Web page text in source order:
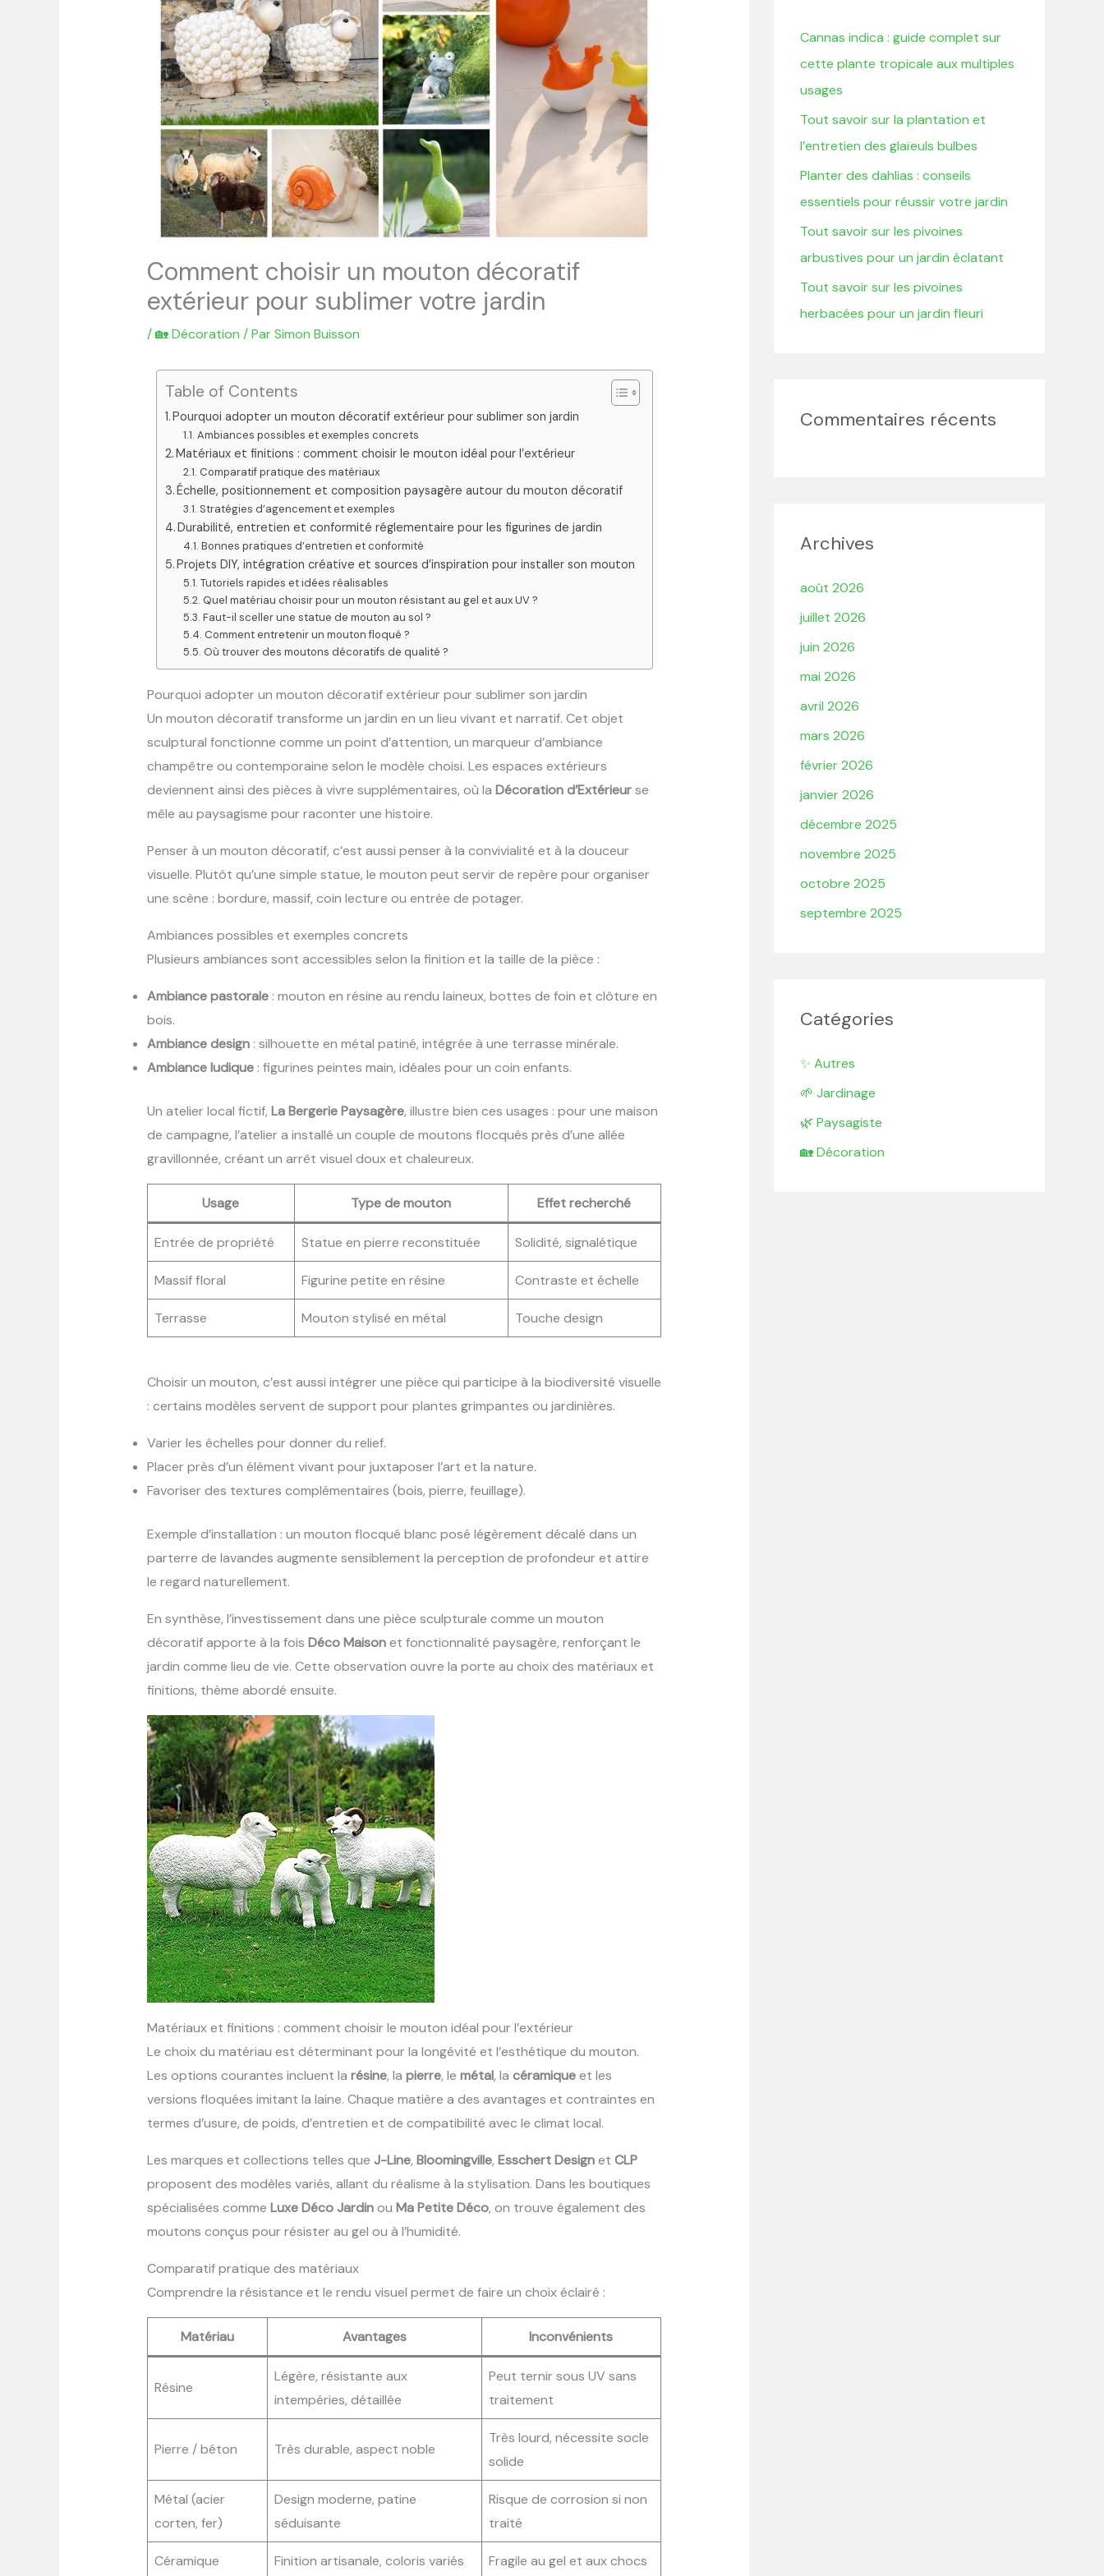
Comment choisir un mouton décoratif
extérieur pour sublimer votre jardin
/🏡 Décoration / ParSimon Buisson
Table of Contents
Pourquoi adopter un mouton décoratif extérieur pour sublimer son jardin
Ambiances possibles et exemples concrets
Matériaux et finitions : comment choisir le mouton idéal pour l’extérieur
Comparatif pratique des matériaux
Échelle, positionnement et composition paysagère autour du mouton décoratif
Stratégies d’agencement et exemples
Durabilité, entretien et conformité réglementaire pour les figurines de jardin
Bonnes pratiques d’entretien et conformité
Projets DIY, intégration créative et sources d’inspiration pour installer son mouton
Tutoriels rapides et idées réalisables
Quel matériau choisir pour un mouton résistant au gel et aux UV ?
Faut-il sceller une statue de mouton au sol ?
Comment entretenir un mouton floqué ?
Où trouver des moutons décoratifs de qualité ?
Pourquoi adopter un mouton décoratif extérieur pour sublimer son jardin
Un mouton décoratif transforme un jardin en un lieu vivant et narratif. Cet objet
sculptural fonctionne comme un point d’attention, un marqueur d’ambiance
champêtre ou contemporaine selon le modèle choisi. Les espaces extérieurs
deviennent ainsi des pièces à vivre supplémentaires, où la Décoration d’Extérieurse
mêle au paysagisme pour raconter une histoire.
Penser à un mouton décoratif, c’est aussi penser à la convivialité et à la douceur
visuelle. Plutôt qu’une simple statue, le mouton peut servir de repère pour organiser
une scène : bordure, massif, coin lecture ou entrée de potager.
Ambiances possibles et exemples concrets
Plusieurs ambiances sont accessibles selon la finition et la taille de la pièce :
Ambiance pastorale: mouton en résine au rendu laineux, bottes de foin et clôture en
bois.
Ambiance design: silhouette en métal patiné, intégrée à une terrasse minérale.
Ambiance ludique: figurines peintes main, idéales pour un coin enfants.
Un atelier local fictif, La Bergerie Paysagère, illustre bien ces usages : pour une maison
de campagne, l’atelier a installé un couple de moutons flocqués près d’une allée
gravillonnée, créant un arrêt visuel doux et chaleureux.
Usage Type de mouton Effet recherché
Entrée de propriété Statue en pierre reconstituée Solidité, signalétique
Massif floral Figurine petite en résine Contraste et échelle
Terrasse Mouton stylisé en métal Touche design
Choisir un mouton, c’est aussi intégrer une pièce qui participe à la biodiversité visuelle
: certains modèles servent de support pour plantes grimpantes ou jardinières.
Varier les échelles pour donner du relief.
Placer près d’un élément vivant pour juxtaposer l’art et la nature.
Favoriser des textures complémentaires (bois, pierre, feuillage).
Exemple d’installation : un mouton flocqué blanc posé légèrement décalé dans un
parterre de lavandes augmente sensiblement la perception de profondeur et attire
le regard naturellement.
En synthèse, l’investissement dans une pièce sculpturale comme un mouton
décoratif apporte à la fois Déco Maisonet fonctionnalité paysagère, renforçant le
jardin comme lieu de vie. Cette observation ouvre la porte au choix des matériaux et
finitions, thème abordé ensuite.
Matériaux et finitions : comment choisir le mouton idéal pour l’extérieur
Le choix du matériau est déterminant pour la longévité et l’esthétique du mouton.
Les options courantes incluent la résine, la pierre, le métal, la céramiqueet les
versions floquées imitant la laine. Chaque matière a des avantages et contraintes en
termes d’usure, de poids, d’entretien et de compatibilité avec le climat local.
Les marques et collections telles que J-Line, Bloomingville, Esschert Designet CLP
proposent des modèles variés, allant du réalisme à la stylisation. Dans les boutiques
spécialisées comme Luxe Déco Jardinou Ma Petite Déco, on trouve également des
moutons conçus pour résister au gel ou à l’humidité.
Comparatif pratique des matériaux
Comprendre la résistance et le rendu visuel permet de faire un choix éclairé :
Matériau Avantages Inconvénients
Résine
Légère, résistante aux
intempéries, détaillée
Peut ternir sous UV sans
traitement
Pierre / béton Très durable, aspect noble
Très lourd, nécessite socle
solide
Métal (acier
corten, fer)
Design moderne, patine
séduisante
Risque de corrosion si non
traité
Céramique Finition artisanale, coloris variés Fragile au gel et aux chocs
c
h
e
r
:
Cannas indica : guide complet sur
cette plante tropicale aux multiples
usages
Tout savoir sur la plantation et
l’entretien des glaïeuls bulbes
Planter des dahlias : conseils
essentiels pour réussir votre jardin
Tout savoir sur les pivoines
arbustives pour un jardin éclatant
Tout savoir sur les pivoines
herbacées pour un jardin fleuri
Commentaires récents
Archives
août 2026
juillet 2026
juin 2026
mai 2026
avril 2026
mars 2026
février 2026
janvier 2026
décembre 2025
novembre 2025
octobre 2025
septembre 2025
Catégories
✨ Autres
🌱 Jardinage
🌿 Paysagiste
🏡 Décoration